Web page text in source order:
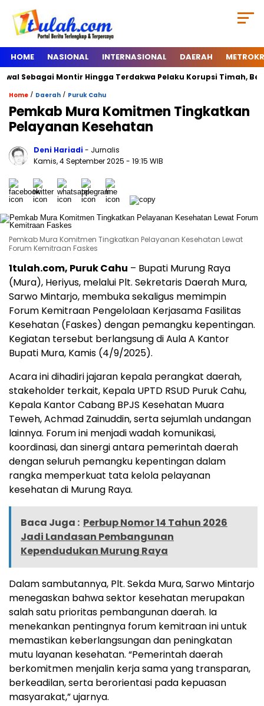
HOME NASIONAL INTERNASIONAL DAERAH
Sebagai Montir Hingga Terdakwa Pelaku Korupsi Timah, Begini
Home / Daerah / Puruk Cahu
Pemkab Mura Komitmen Tingkatkan
Pelayanan Kesehatan
Deni Hariadi- Jurnalis
Kamis, 4 September 2025 - 19:15 WIB
Pemkab Mura Komitmen Tingkatkan Pelayanan Kesehatan Lewat
Forum Kemitraan Faskes
1tulah.com, Puruk Cahu – Bupati Murung Raya
(Mura), Heriyus, melalui Plt. Sekretaris Daerah Mura,
Sarwo Mintarjo, membuka sekaligus memimpin
Forum Kemitraan Pengelolaan Kerjasama Fasilitas
Kesehatan (Faskes) dengan pemangku kepentingan.
Kegiatan tersebut berlangsung di Aula A Kantor
Bupati Mura, Kamis (4/9/2025).
Acara ini dihadiri jajaran kepala perangkat daerah,
stakeholder terkait, Kepala UPTD RSUD Puruk Cahu,
Kepala Kantor Cabang BPJS Kesehatan Muara
Teweh, Achmad Zainuddin, serta sejumlah undangan
lainnya. Forum ini menjadi wadah komunikasi,
koordinasi, dan sinergi antara pemerintah daerah
dengan seluruh pemangku kepentingan dalam
rangka memperkuat tata kelola pelayanan
kesehatan di Murung Raya.
Baca Juga : Perbup Nomor 14 Tahun 2026
Jadi Landasan Pembangunan
Kependudukan Murung Raya
Dalam sambutannya, Plt. Sekda Mura, Sarwo Mintarjo
menegaskan bahwa sektor kesehatan merupakan
salah satu prioritas pembangunan daerah. Ia
menekankan pentingnya forum kemitraan ini untuk
memastikan keberlangsungan dan peningkatan
mutu layanan kesehatan. “Pemerintah daerah
berkomitmen menjalin kerja sama yang transparan,
berkeadilan, serta berorientasi pada kepuasan
masyarakat,” ujarnya.